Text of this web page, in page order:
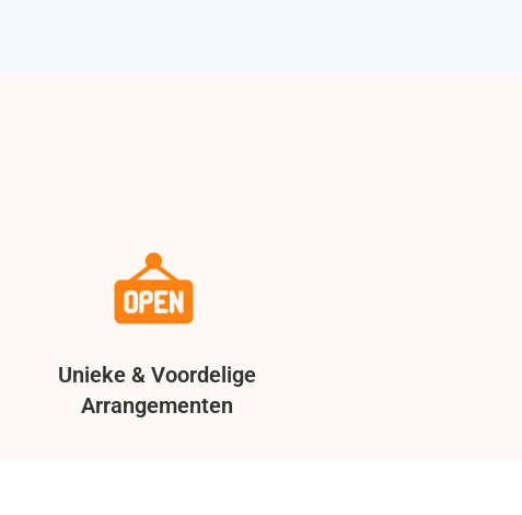
Unieke & Voordelige
Arrangementen